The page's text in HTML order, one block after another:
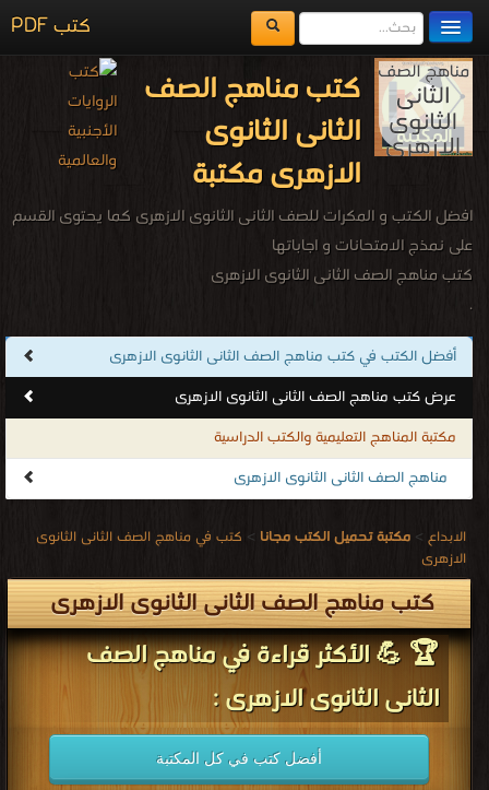
كتب PDF
مكتبة الكتب
المكتبات
يُقرأ حالياً
اضف كتاب
كتب مناهج الصف
الثانى الثانوى
الازهرى مكتبة
افضل الكتب و المكرات للصف الثانى الثانوى الازهرى كما يحتوى القسم
على نمذج الامتحانات و اجاباتها
كتب مناهج الصف الثانى الثانوى الازهرى
.
أفضل الكتب في كتب مناهج الصف الثانى الثانوى الازهرى
عرض كتب مناهج الصف الثانى الثانوى الازهرى
مكتبة المناهج التعليمية والكتب الدراسية
مناهج الصف الثانى الثانوى الازهرى
الابداع > مكتبة تحميل الكتب مجانا > كتب في مناهج الصف الثانى الثانوى
الازهرى
كتب مناهج الصف الثانى الثانوى الازهرى
🏆 💪 الأكثر قراءة في مناهج الصف
الثانى الثانوى الازهرى :
أفضل كتب في كل المكتبة